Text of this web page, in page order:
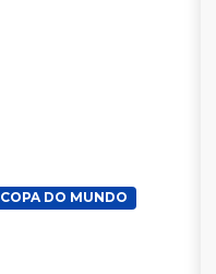
COPA DO MUNDO